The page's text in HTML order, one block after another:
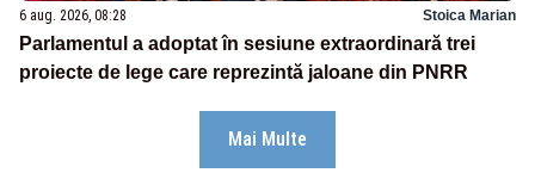
6 aug. 2026, 08:28 Stoica Marian
Parlamentul a adoptat în sesiune extraordinară trei
proiecte de lege care reprezintă jaloane din PNRR
Mai Multe